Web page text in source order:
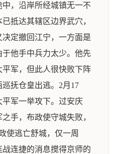
，沿岸所经城镇无一不
抵达其辖区边界武穴，
定撤回江宁，一方面是
他手中兵力太少。他先
军，但此人很快败下阵
抚仓皇出逃。2月17
平军一举攻下。过安庆
手，布政使守城失败，
使逃亡舒城，仅一周
连捷的消息搅得京师的